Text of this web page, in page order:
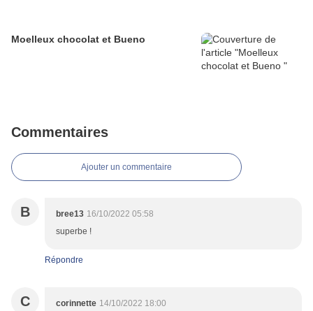
Moelleux chocolat et Bueno
Commentaires
Ajouter un commentaire
B bree13 16/10/2022 05:58
superbe !
Répondre
C corinnette 14/10/2022 18:00